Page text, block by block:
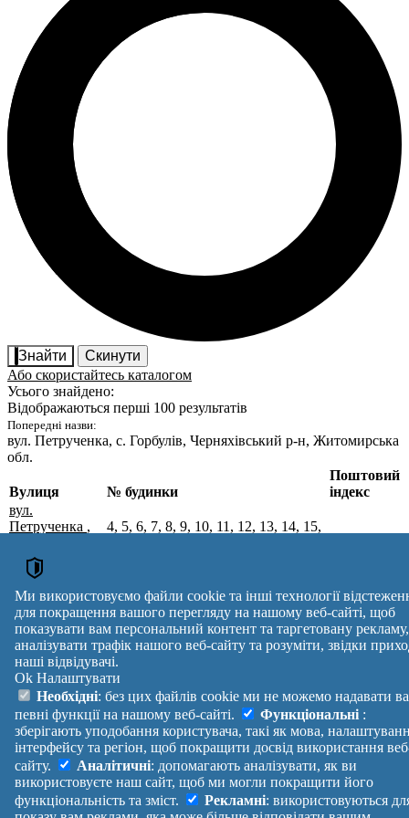
Знайти
Скинути
Або скористайтесь каталогом
Усього знайдено:
Відображаються перші 100 результатів
Попередні назви:
вул. Петрученка, с. Горбулів, Черняхівський р-н, Житомирська
обл.
Поштові індекси України. Оновлено : 07-08-2026.
Вулиця № будинки
Поштовий
індекс
вул.
Петрученка ,
Житомирський
р-н,
Житомирська
обл.
4, 5, 6, 7, 8, 9, 10, 11, 12, 13, 14, 15,
46, 47, 48, 49, 50, 51, 52, 53, 54, 55
Вулиця № будинків
Індекс
reklama
Правила
Допомога
Платні
послуги
Політика
конфіденційності
Маніфест
Про проект
Зворотній
зв'язок
Україна
Увійти|
Вихід
Ми використовуємо файли cookie та інші технології
для покращення вашого перегляду на нашому веб-сайті, щоб
показувати вам персональний контент та таргетовану рекламу,
аналізувати трафік нашого веб-сайту та розуміти, звідки
наші відвідувачі.
Ok Налаштувати
Необхідні: без цих файлів cookie ми не можемо надавати
певні функції на нашому веб-сайті.
Функціональні :
зберігають уподобання користувача, такі як мова,
інтерфейсу та регіон, щоб покращити досвід використання
сайту.
Аналітичні: допомагають аналізувати, як ви
використовуєте наш сайт, щоб ми могли покращити його
функціональність та зміст.
Рекламні: використовуються